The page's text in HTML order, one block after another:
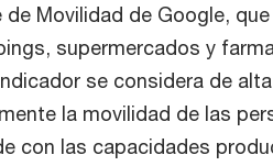
de Movilidad de Google,
supermercados y
se considera de
la movilidad de las
con las capacidades